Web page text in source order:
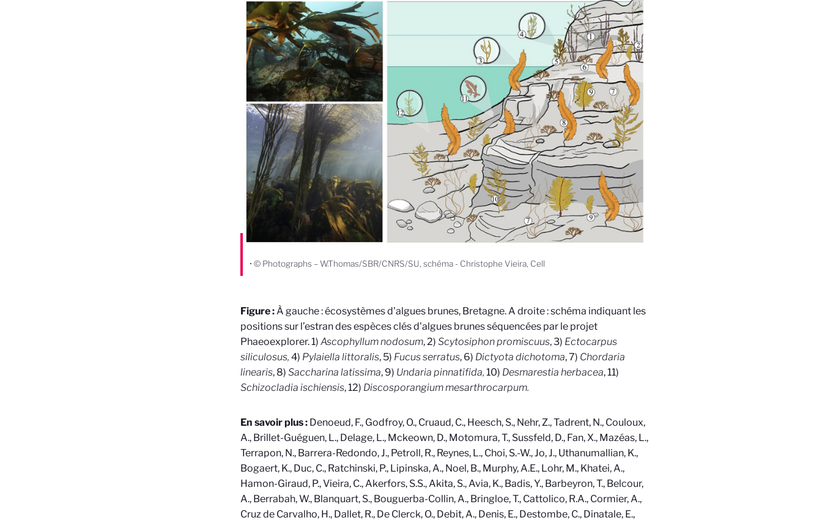
• © Photographs – W.Thomas/SBR/CNRS/SU, schéma - Christophe Vieira, Cell
Figure :À gauche : écosystèmes d'algues brunes, Bretagne. A droite : schéma indiquant les
positions sur l’estran des espèces clés d'algues brunes séquencées par le projet
Phaeoexplorer. 1) Ascophyllum nodosum, 2) Scytosiphon promiscuus, 3) Ectocarpus
siliculosus, 4) Pylaiella littoralis, 5) Fucus serratus, 6) Dictyota dichotoma, 7) Chordaria
linearis, 8) Saccharina latissima, 9) Undaria pinnatifida, 10) Desmarestia herbacea, 11)
Schizocladia ischiensis, 12) Discosporangium mesarthrocarpum.
En savoir plus : Denoeud, F., Godfroy, O., Cruaud, C., Heesch, S., Nehr, Z., Tadrent, N., Couloux,
A., Brillet-Guéguen, L., Delage, L., Mckeown, D., Motomura, T., Sussfeld, D., Fan, X., Mazéas, L.,
Terrapon, N., Barrera-Redondo, J., Petroll, R., Reynes, L., Choi, S.-W., Jo, J., Uthanumallian, K.,
Bogaert, K., Duc, C., Ratchinski, P., Lipinska, A., Noel, B., Murphy, A.E., Lohr, M., Khatei, A.,
Hamon-Giraud, P., Vieira, C., Akerfors, S.S., Akita, S., Avia, K., Badis, Y., Barbeyron, T., Belcour,
A., Berrabah, W., Blanquart, S., Bouguerba-Collin, A., Bringloe, T., Cattolico, R.A., Cormier, A.,
Cruz de Carvalho, H., Dallet, R., De Clerck, O., Debit, A., Denis, E., Destombe, C., Dinatale, E.,